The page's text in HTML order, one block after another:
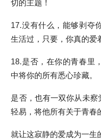
切的主题！
17.没有什么，能够剥夺
生活过，只要，你真的爱
18.是否，在你的青春里
中将你的所有悉心珍藏。
是否，也有一双你从未
轻易，将他所有关于青春
就让这寂静的爱成为一生